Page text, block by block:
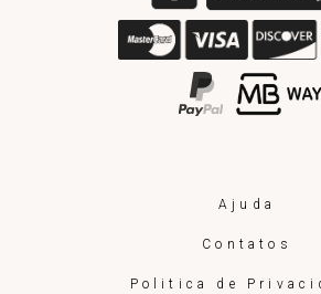
Ajuda
Contatos
Politica de